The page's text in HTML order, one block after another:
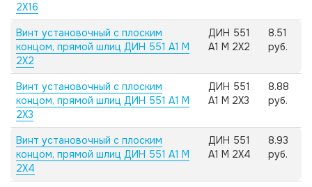
2X16
Винт установочный с плоским
концом, прямой шлиц ДИН 551 А1 M
2X2
ДИН 551
А1 M 2X2
8.51
руб.
Винт установочный с плоским
концом, прямой шлиц ДИН 551 А1 M
2X3
ДИН 551
А1 M 2X3
8.88
руб.
Винт установочный с плоским
концом, прямой шлиц ДИН 551 А1 M
2X4
ДИН 551
А1 M 2X4
8.93
руб.